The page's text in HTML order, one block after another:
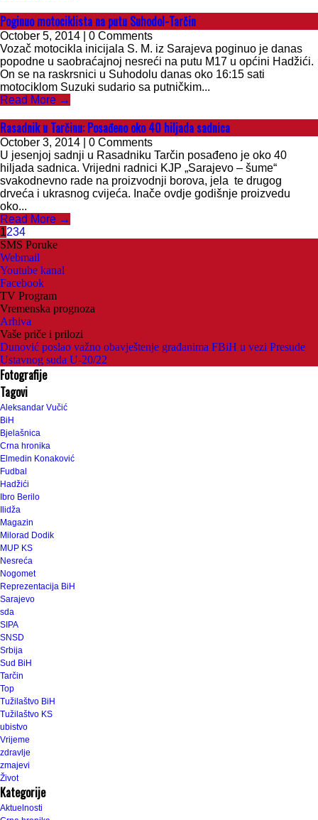
Poginuo motociklista na putu Suhodol-Tarčin
October 5, 2014 | 0 Comments
Vozač motocikla inicijala S. M. iz Sarajeva poginuo je danas
popodne u saobraćajnoj nesreći na putu M17 u općini Hadžići.
On se na raskrsnici u Suhodolu danas oko 16:15 sati
motociklom Suzuki sudario sa putničkim...
Read More →
Rasadnik u Tarčinu: Posađeno oko 40 hiljada sadnica
October 3, 2014 | 0 Comments
U jesenjoj sadnji u Rasadniku Tarčin posađeno je oko 40
hiljada sadnica. Vrijedni radnici KJP „Sarajevo – šume“
svakodnevno rade na proizvodnji borova, jela te drugog
drveća i ukrasnog cvijeća. Inače ovdje godišnje proizvedu
oko...
Read More →
1234
SMS Poruke
Webmail
Youtube kanal
Facebook
TV Program
Vremenska prognoza
Arhiva
Vaše priče i prilozi
Dunović poslao važno obavještenje građanima FBiH u vezi Presude
Ustavnog suda U-20/22
Fotografije
Tagovi
Aleksandar Vučić
BiH
Bjelašnica
Crna hronika
Elmedin Konaković
Fudbal
Hadžići
Ibro Berilo
Ilidža
Magazin
Milorad Dodik
MUP KS
Nesreća
Nogomet
Reprezentacija BiH
Sarajevo
sda
SIPA
SNSD
Srbija
Sud BiH
Tarčin
Top
Tužilaštvo BiH
Tužilaštvo KS
ubistvo
Vrijeme
zdravlje
zmajevi
Život
Kategorije
Aktuelnosti